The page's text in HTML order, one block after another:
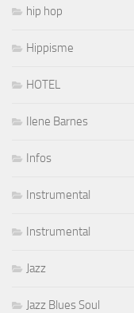
hip hop
Hippisme
HOTEL
Ilene Barnes
Infos
Instrumental
Instrumental
Jazz
Jazz Blues Soul